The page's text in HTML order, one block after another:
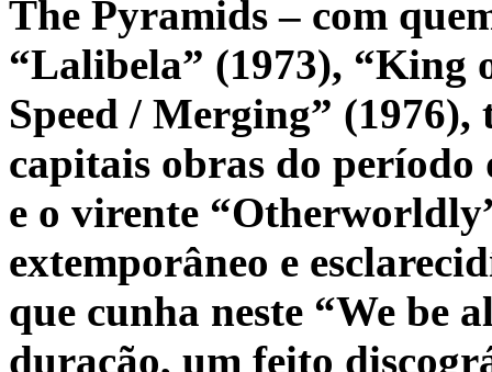
The Pyramids – com
“Lalibela” (1973), “King
Speed / Merging” (1976),
capitais obras do
e o virente
extemporâneo e
que cunha neste “We be
duração, um feito